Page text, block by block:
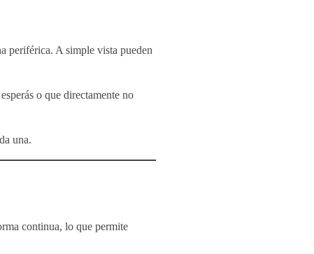
periférica. A simple vista pueden
o que directamente no
una.
continua, lo que permite